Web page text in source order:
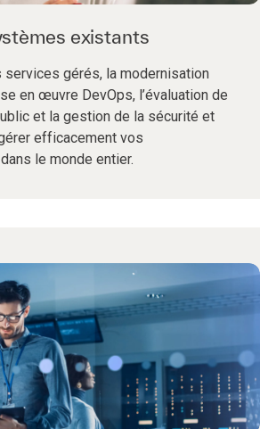
existants
gérés, la modernisation
en œuvre DevOps, l’évaluation de
et la gestion de la sécurité et
efficacement vos
le monde entier.